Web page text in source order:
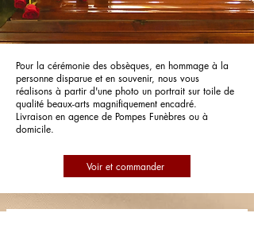
Pour la cérémonie des obsèques, en hommage à la
personne disparue et en souvenir, nous vous
réalisons à partir d'une photo un portrait sur toile de
qualité beaux-arts magnifiquement encadré.
Livraison en agence de Pompes Funèbres ou à
domicile.
Voir et commander